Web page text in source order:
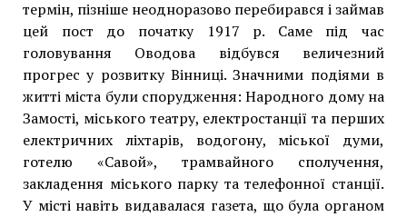
термін, пізніше неодноразово перебирався і займав
цей пост до початку 1917 р. Саме під час
головування Оводова відбувся величезний
прогрес у розвитку Вінниці. Значними подіями в
житті міста були спорудження: Народного дому на
Замості, міського театру, електростанції та перших
електричних ліхтарів, водогону, міської думи,
готелю «Савой», трамвайного сполучення,
закладення міського парку та телефонної станції.
У місті навіть видавалася газета, що була органом